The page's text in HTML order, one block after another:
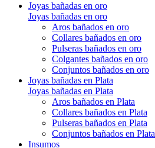
Joyas bañadas en oro
Joyas bañadas en oro
Aros bañados en oro
Collares bañados en oro
Pulseras bañados en oro
Colgantes bañados en oro
Conjuntos bañados en oro
Joyas bañadas en Plata
Joyas bañadas en Plata
Aros bañados en Plata
Collares bañados en Plata
Pulseras bañados en Plata
Conjuntos bañados en Plata
Insumos